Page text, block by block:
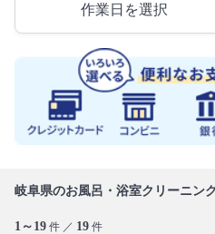
作業日を選択
岐阜県のお風呂・浴室クリーニン
1～19 件 ／ 19 件